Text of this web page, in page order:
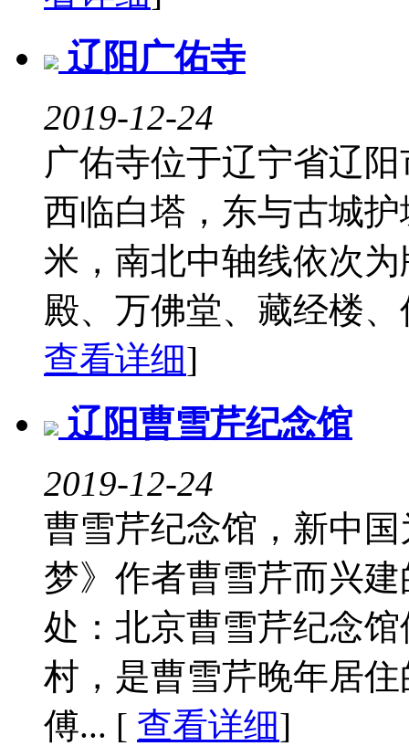
辽阳广佑寺
2019-12-24
广佑寺位于辽宁省辽
西临白塔，东与古城
米，南北中轴线依次
殿、万佛堂、藏经楼
查看详细]
辽阳曹雪芹纪念馆
2019-12-24
曹雪芹纪念馆，新中
梦》作者曹雪芹而兴
处：北京曹雪芹纪念
村，是曹雪芹晚年居
傅... [ 查看详细]